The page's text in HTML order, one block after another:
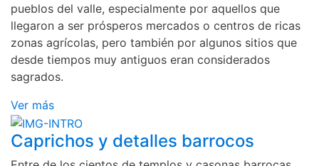
pueblos del valle, especialmente por aquellos que
llegaron a ser prósperos mercados o centros de ricas
zonas agrícolas, pero también por algunos sitios que
desde tiempos muy antiguos eran considerados
sagrados.
Ver más
Caprichos y detalles barrocos